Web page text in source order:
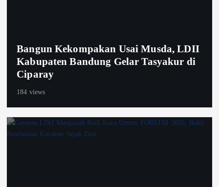
Bangun Kekompakan Usai Musda, LDII
Kabupaten Bandung Gelar Tasyakur di
Ciparay
184 views